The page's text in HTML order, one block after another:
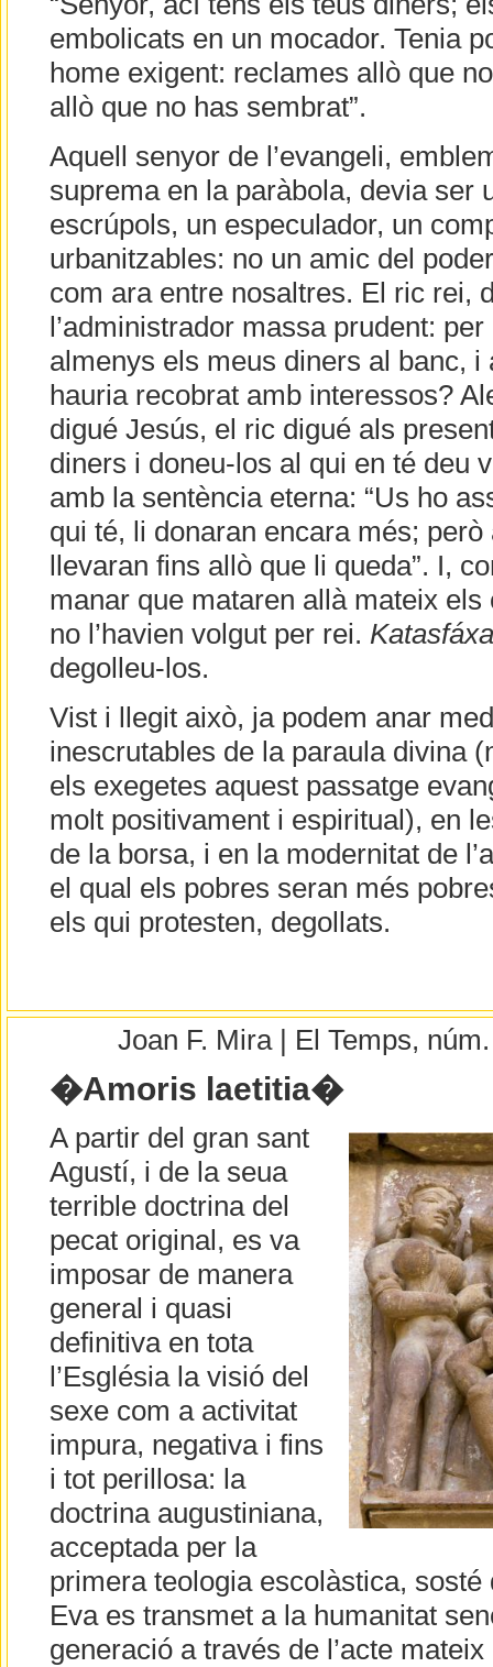
embolicats en un mocador. Tenia
home exigent: reclames allò que
allò que no has sembrat”.
Aquell senyor de l’evangeli,
suprema en la paràbola, devia ser
escrúpols, un especulador, un
urbanitzables: no un amic del
com ara entre nosaltres. El ric rei,
l’administrador massa prudent:
almenys els meus diners al banc, i
hauria recobrat amb interessos?
digué Jesús, el ric digué als
diners i doneu-los al qui en té deu
amb la sentència eterna: “Us ho
qui té, li donaran encara més; però
llevaran fins allò que li queda”. I,
manar que mataren allà mateix els
no l’havien volgut per rei.
degolleu-los.
Vist i llegit això, ja podem anar
inescrutables de la paraula divina
els exegetes aquest passatge
molt positivament i espiritual), en
de la borsa, i en la modernitat de
el qual els pobres seran més
els qui protesten, degollats.
Joan F. Mira | El Temps,
�Amoris laetitia�
A partir del gran sant
Agustí, i de la seua
terrible doctrina del
pecat original, es va
imposar de manera
general i quasi
definitiva en tota
l’Església la visió del
sexe com a activitat
impura, negativa i fins
i tot perillosa: la
doctrina augustiniana,
acceptada per la
primera teologia escolàstica, sosté
Eva es transmet a la humanitat
generació a través de l’acte